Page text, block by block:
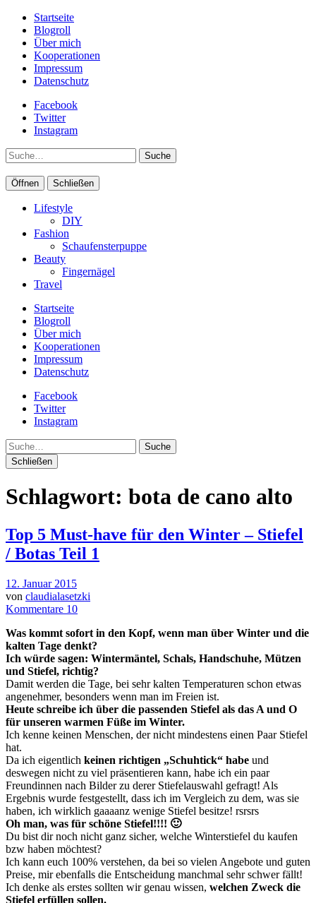
Startseite
Blogroll
Über mich
Kooperationen
Impressum
Datenschutz
Facebook
Twitter
Instagram
Suche
Öffnen Schließen
Lifestyle
DIY
Fashion
Schaufensterpuppe
Beauty
Fingernägel
Travel
Startseite
Blogroll
Über mich
Kooperationen
Impressum
Datenschutz
Facebook
Twitter
Instagram
Suche
Schließen
Schlagwort: bota de cano alto
Top 5 Must-have für den Winter – Stiefel
/ Botas Teil 1
12. Januar 2015
von claudialasetzki
Kommentare 10
Was kommt sofort in den Kopf, wenn man über Winter und die
kalten Tage denkt?
Ich würde sagen: Wintermäntel, Schals, Handschuhe, Mützen
und Stiefel, richtig?
Damit werden die Tage, bei sehr kalten Temperaturen schon etwas
angenehmer, besonders wenn man im Freien ist.
Heute schreibe ich über die passenden Stiefel als das A und O
für unseren warmen Füße im Winter.
Ich kenne keinen Menschen, der nicht mindestens einen Paar Stiefel
hat.
Da ich eigentlich keinen richtigen „Schuhtick“ habe und
deswegen nicht zu viel präsentieren kann, habe ich ein paar
Freundinnen nach Bilder zu derer Stiefelauswahl gefragt! Als
Ergebnis wurde festgestellt, dass ich im Vergleich zu dem, was sie
haben, ich wirklich gaaaanz wenige Stiefel besitze! rsrsrs
Oh man, was für schöne Stiefel!!!! 🙂
Du bist dir noch nicht ganz sicher, welche Winterstiefel du kaufen
bzw haben möchtest?
Ich kann euch 100% verstehen, da bei so vielen Angebote und guten
Preise, mir ebenfalls die Entscheidung manchmal sehr schwer fällt!
Ich denke als erstes sollten wir genau wissen, welchen Zweck die
Stiefel erfüllen sollen.